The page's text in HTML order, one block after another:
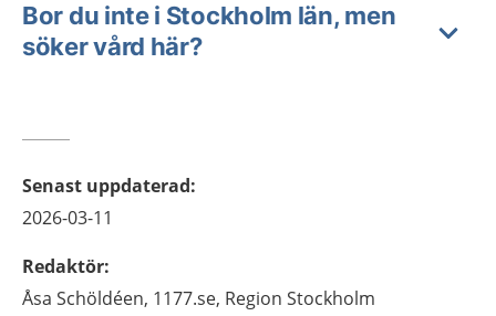
Bor du inte i Stockholm län, men
söker vård här?
Senast uppdaterad:
2026-03-11
Redaktör:
Åsa Schöldéen, 1177.se, Region Stockholm